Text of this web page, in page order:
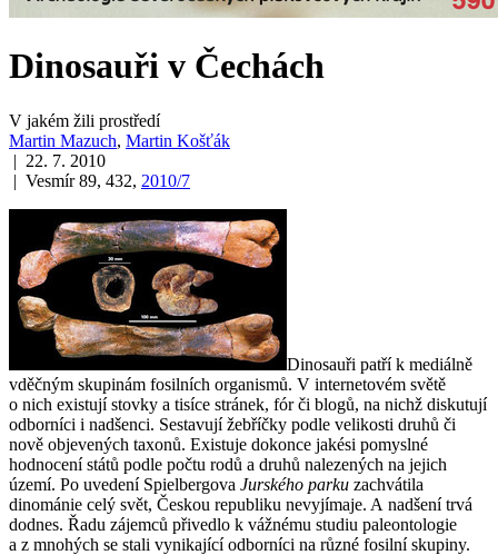
Dinosauři v Čechách
V jakém žili prostředí
Martin Mazuch, Martin Košťák
| 22. 7. 2010
| Vesmír 89, 432, 2010/7
Dinosauři patří k mediálně
vděčným skupinám fosilních organismů. V internetovém světě
o nich existují stovky a tisíce stránek, fór či blogů, na nichž diskutují
odborníci i nadšenci. Sestavují žebříčky podle velikosti druhů či
nově objevených taxonů. Existuje dokonce jakési pomyslné
hodnocení států podle počtu rodů a druhů nalezených na jejich
území. Po uvedení Spielbergova Jurského parku zachvátila
dinománie celý svět, Českou republiku nevyjímaje. A nadšení trvá
dodnes. Řadu zájemců přivedlo k vážnému studiu paleontologie
a z mnohých se stali vynikající odborníci na různé fosilní skupiny.